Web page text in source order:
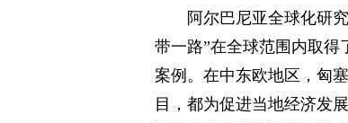
阿尔巴尼亚全球化研
带一路”在全球范围内取
案例。在中东欧地区，匈
目，都为促进当地经济发